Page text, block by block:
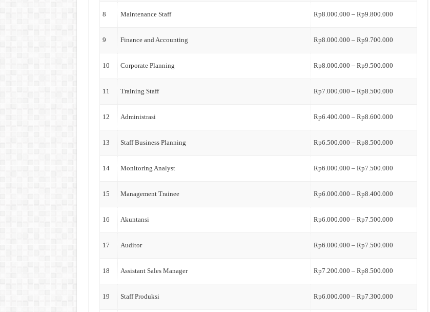
8 Maintenance Staff Rp8.000.000 – Rp9.800.000
9 Finance and Accounting Rp8.000.000 – Rp9.700.000
10 Corporate Planning Rp8.000.000 – Rp9.500.000
11 Training Staff Rp7.000.000 – Rp8.500.000
12 Administrasi Rp6.400.000 – Rp8.600.000
13 Staff Business Planning Rp6.500.000 – Rp8.500.000
14 Monitoring Analyst Rp6.000.000 – Rp7.500.000
15 Management Trainee Rp6.000.000 – Rp8.400.000
16 Akuntansi Rp6.000.000 – Rp7.500.000
17 Auditor Rp6.000.000 – Rp7.500.000
18 Assistant Sales Manager Rp7.200.000 – Rp8.500.000
19 Staff Produksi Rp6.000.000 – Rp7.300.000